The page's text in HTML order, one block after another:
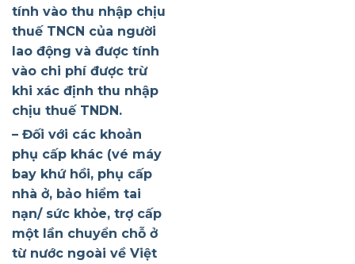
tính vào thu nhập chịu
thuế TNCN của người
lao động và được tính
vào chi phí được trừ
khi xác định thu nhập
chịu thuế TNDN.
– Đối với các khoản
phụ cấp khác (vé máy
bay khứ hồi, phụ cấp
nhà ở, bảo hiểm tai
nạn/ sức khỏe, trợ cấp
một lần chuyển chỗ ở
từ nước ngoài về Việt